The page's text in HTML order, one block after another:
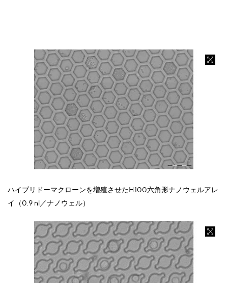
ハイブリドーマクローンを増殖させたH100六角形ナノウェルアレ
イ（0.9 nl／ナノウェル）